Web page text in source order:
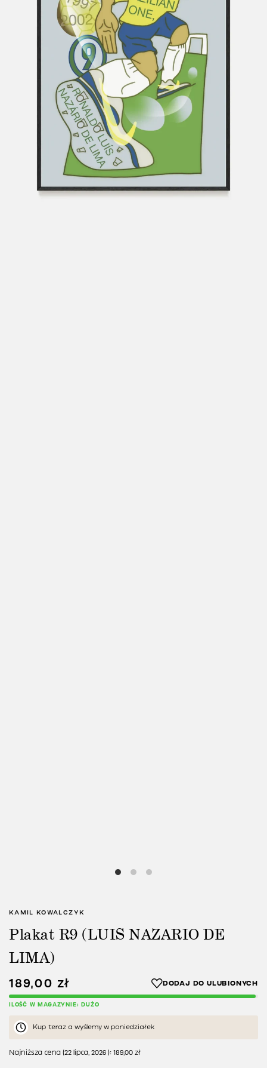
KAMIL KOWALCZYK
Plakat R9 (LUIS NAZARIO DE
LIMA)
189,00 zł
ILOŚĆ W MAGAZYNIE: DUŻO
Kup teraz a wyślemy w poniedziałek
Najniższa cena (22 lipca, 2026 ): 189,00 zł